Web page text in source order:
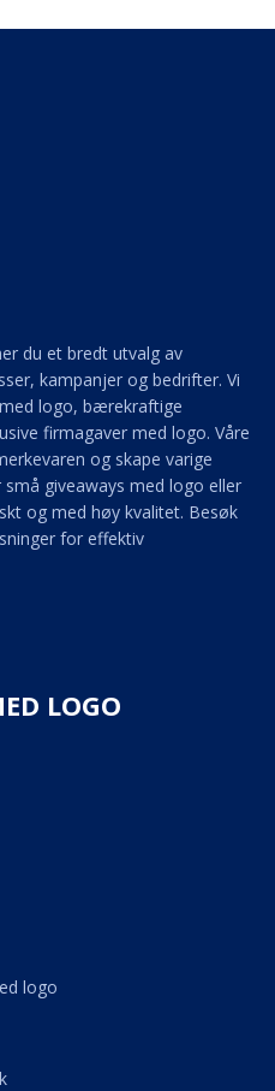
tilbud
du et bredt utvalg av
kampanjer og bedrifter. Vi
logo, bærekraftige
firmagaver med logo. Våre
og skape varige
giveaways med logo eller
og med høy kvalitet. Besøk
for effektiv
LOGO
logo